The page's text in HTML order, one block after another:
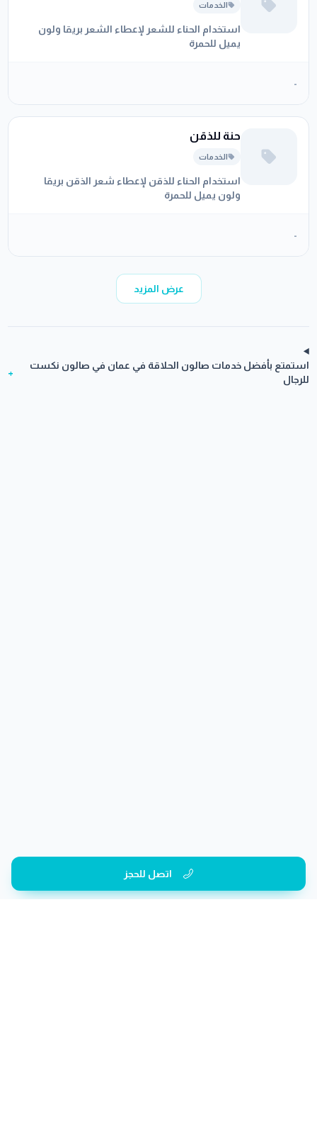
اتصل للحجز
الخدمات
استخدام الحناء للشعر لإعطاء الشعر بريقا ولون
يميل للحمرة
-
حنة للذقن
الخدمات
استخدام الحناء للذقن لإعطاء شعر الذقن بريقا
ولون يميل للحمرة
-
عرض المزيد
استمتع بأفضل خدمات صالون الحلاقة في عمان في صالون نكست
للرجال
+